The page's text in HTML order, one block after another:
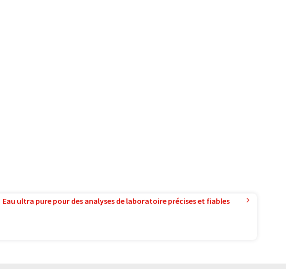
Eau ultra pure pour des analyses de laboratoire précises et fiables